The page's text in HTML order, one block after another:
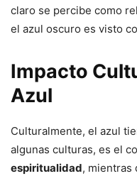
claro se percibe como
el azul oscuro es visto
Impacto
Azul
Culturalmente, el azul
algunas culturas, es el
espiritualidad, mientras